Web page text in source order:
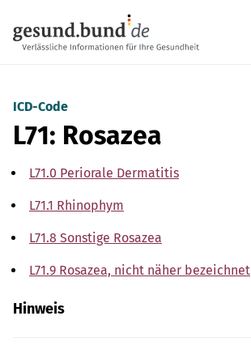
ICD-Code
L71: Rosazea
L71.0 Periorale Dermatitis
L71.1 Rhinophym
L71.8 Sonstige Rosazea
L71.9 Rosazea, nicht näher bezeichnet
Hinweis